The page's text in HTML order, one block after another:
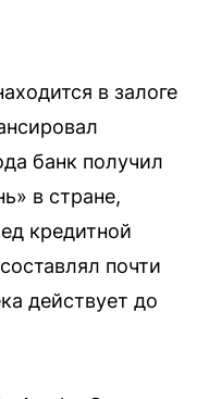
в залоге
банк получил
в стране,
кредитной
почти
действует до